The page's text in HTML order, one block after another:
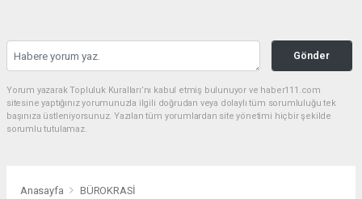
Gönder
Yorum yazarak Topluluk Kuralları’nı kabul etmiş bulunuyor ve haber111.com
sitesine yaptığınız yorumunuzla ilgili doğrudan veya dolaylı tüm sorumluluğu tek
başınıza üstleniyorsunuz. Yazılan tüm yorumlardan site yönetimi hiçbir şekilde
sorumlu tutulamaz.
Anasayfa BÜROKRASİ